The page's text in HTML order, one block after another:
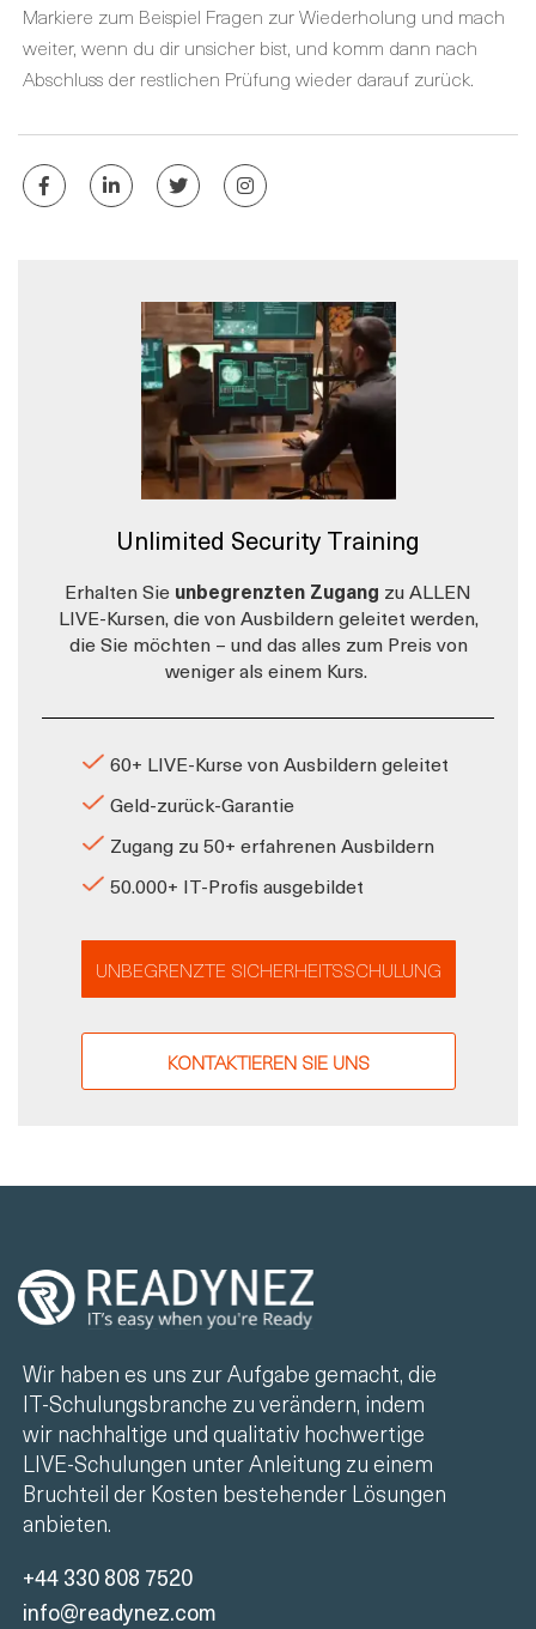
Markiere zum Beispiel Fragen zur Wiederholung und mach
weiter, wenn du dir unsicher bist, und komm dann nach
Abschluss der restlichen Prüfung wieder darauf zurück.
Unlimited Security Training
Erhalten Sie unbegrenzten Zugang zu ALLEN
LIVE-Kursen, die von Ausbildern geleitet werden,
die Sie möchten – und das alles zum Preis von
weniger als einem Kurs.
60+ LIVE-Kurse von Ausbildern geleitet
Geld-zurück-Garantie
Zugang zu 50+ erfahrenen Ausbildern
50.000+ IT-Profis ausgebildet
UNBEGRENZTE SICHERHEITSSCHULUNG
KONTAKTIEREN SIE UNS
Wir haben es uns zur Aufgabe gemacht, die
IT-Schulungsbranche zu verändern, indem
wir nachhaltige und qualitativ hochwertige
LIVE-Schulungen unter Anleitung zu einem
Bruchteil der Kosten bestehender Lösungen
anbieten.
+44 330 808 7520
info@readynez.com